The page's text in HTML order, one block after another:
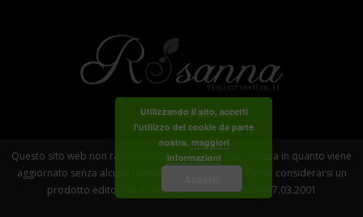
CreditsRinoRusso.it
Questo sito web non rappresenta una testata giornalistica in quanto viene
aggiornato senza alcuna periodicità . Non può pertanto considerarsi un
prodotto editoriale ai sensi della legge n° 62 del 7.03.2001
Utilizzando il sito, accetti
l'utilizzo dei cookie da parte
nostra. maggiori
informazioni